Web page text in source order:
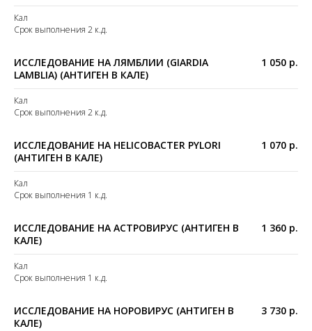
Кал
Срок выполнения 2 к.д.
ИССЛЕДОВАНИЕ НА ЛЯМБЛИИ (GIARDIA
LAMBLIA) (АНТИГЕН В КАЛЕ)
1 050 р.
Кал
Срок выполнения 2 к.д.
ИССЛЕДОВАНИЕ НА HELICOBACTER PYLORI
(АНТИГЕН В КАЛЕ)
1 070 р.
Кал
Срок выполнения 1 к.д.
ИССЛЕДОВАНИЕ НА АСТРОВИРУС (АНТИГЕН В
КАЛЕ)
1 360 р.
Кал
Срок выполнения 1 к.д.
ИССЛЕДОВАНИЕ НА НОРОВИРУС (АНТИГЕН В
КАЛЕ)
3 730 р.